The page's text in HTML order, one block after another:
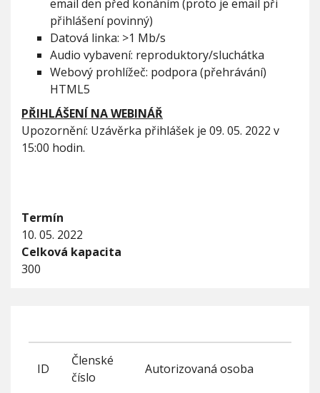
email den před konáním (proto je email při
přihlášení povinný)
Datová linka: >1 Mb/s
Audio vybavení: reproduktory/sluchátka
Webový prohlížeč: podpora (přehrávání)
HTML5
PŘIHLÁŠENÍ NA WEBINÁŘ
Upozornění: Uzávěrka přihlášek je 09. 05. 2022 v
15:00 hodin.
Termín
10. 05. 2022
Celková kapacita
300
ID
Členské
číslo
Autorizovaná osoba